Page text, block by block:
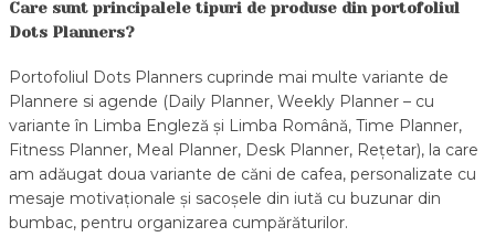
Care sunt principalele tipuri de produse din portofoliul
Dots Planners?
Portofoliul Dots Planners cuprinde mai multe variante de
Plannere si agende (Daily Planner, Weekly Planner – cu
variante în Limba Engleză și Limba Română, Time Planner,
Fitness Planner, Meal Planner, Desk Planner, Rețetar), la care
am adăugat doua variante de căni de cafea, personalizate cu
mesaje motivaționale și sacoșele din iută cu buzunar din
bumbac, pentru organizarea cumpărăturilor.